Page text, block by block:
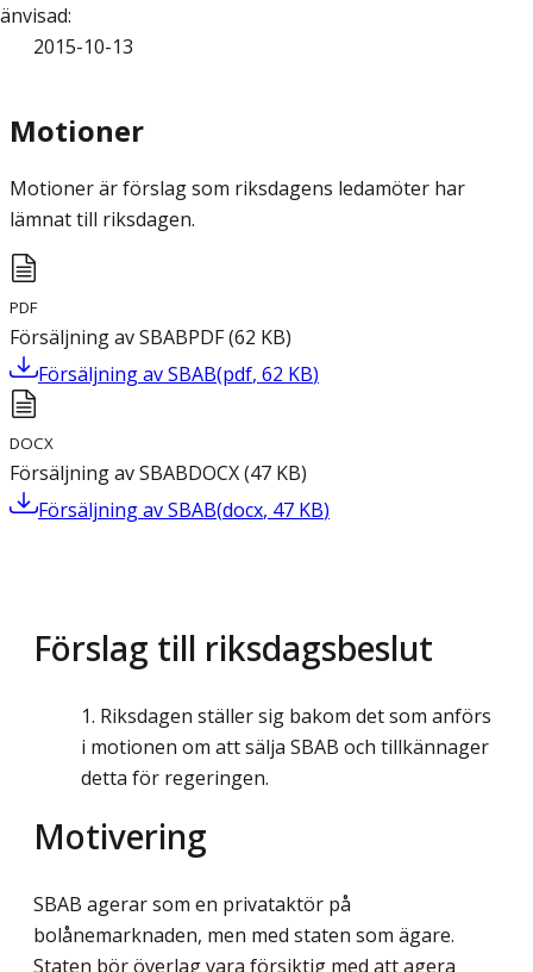
:
2015-10-13
Motioner
Motioner är förslag som riksdagens ledamöter har
lämnat till riksdagen.
PDF
Försäljning av SBABPDF(62 KB)
Försäljning av SBAB(pdf, 62 KB)
DOCX
Försäljning av SBABDOCX(47 KB)
Försäljning av SBAB(docx, 47 KB)
Förslag till riksdagsbeslut
Riksdagen ställer sig bakom det som anförs
i motionen om att sälja SBAB och tillkännager
detta för regeringen.
Motivering
SBAB agerar som en privataktör på
bolånemarknaden, men med staten som ägare.
Staten bör överlag vara försiktig med att agera